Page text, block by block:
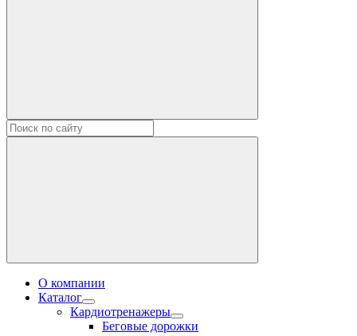
О компании
Каталог
Кардиотренажеры
Беговые дорожки